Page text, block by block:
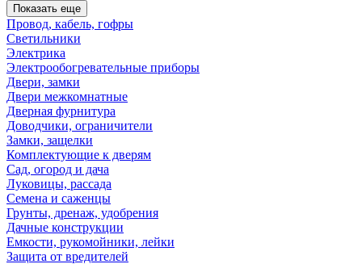
Показать еще
Провод, кабель, гофры
Светильники
Электрика
Электрообогревательные приборы
Двери, замки
Двери межкомнатные
Дверная фурнитура
Доводчики, ограничители
Замки, защелки
Комплектующие к дверям
Сад, огород и дача
Луковицы, рассада
Семена и саженцы
Грунты, дренаж, удобрения
Дачные конструкции
Емкости, рукомойники, лейки
Защита от вредителей